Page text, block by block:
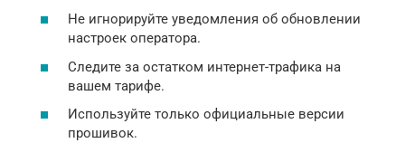
Не игнорируйте уведомления об обновлении
настроек оператора.
Следите за остатком интернет-трафика на
вашем тарифе.
Используйте только официальные версии
прошивок.